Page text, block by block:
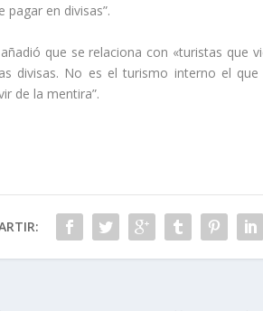
pagar en divisas”.
que se relaciona con «turistas que
divisas. No es el turismo interno el
de la mentira”.